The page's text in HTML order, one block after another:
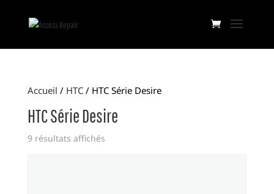
Accueil / HTC/ HTC Série Desire
HTC Série Desire
9 résultats affichés